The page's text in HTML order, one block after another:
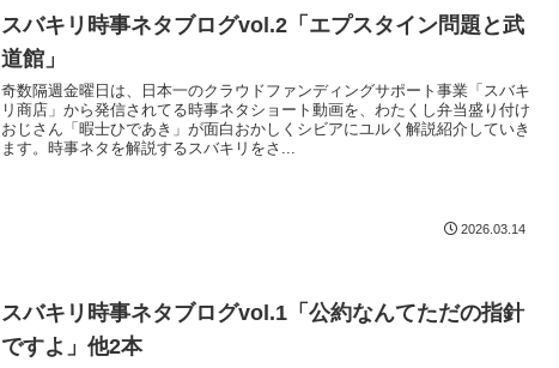
スバキリ時事ネタブログvol.2「エプスタイン問題と武
道館」
奇数隔週金曜日は、日本一のクラウドファンディングサポート事業「スバキ
リ商店」から発信されてる時事ネタショート動画を、わたくし弁当盛り付け
おじさん「暇士ひであき」が面白おかしくシビアにユルく解説紹介していき
ます。時事ネタを解説するスバキリをさ...
2026.03.14
スバキリ時事ネタブログvol.1「公約なんてただの指針
ですよ」他2本